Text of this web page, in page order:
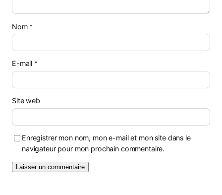
Nom *
E-mail *
Site web
Enregistrer mon nom, mon e-mail et mon site dans le
navigateur pour mon prochain commentaire.